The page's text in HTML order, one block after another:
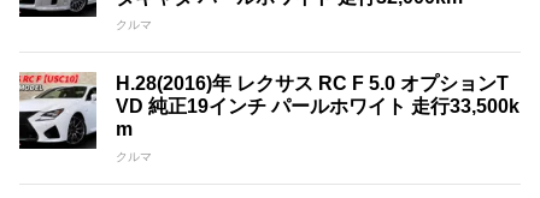
クルマ
H.28(2016)年 レクサス RC F 5.0 オプションT
VD 純正19インチ パールホワイト 走行33,500k
m
クルマ